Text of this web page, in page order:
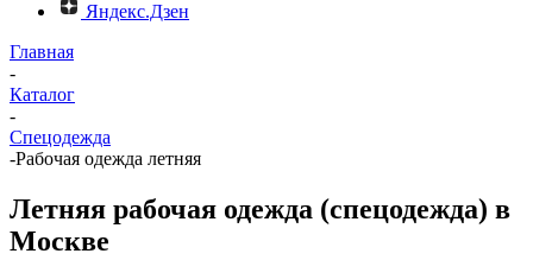
Яндекс.Дзен
Главная
-
Каталог
-
Спецодежда
-Рабочая одежда летняя
Летняя рабочая одежда (спецодежда) в
Москве